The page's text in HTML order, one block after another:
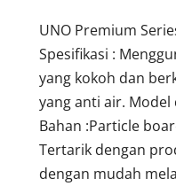
UNO Premium
Spesifikasi :
yang kokoh dan
yang anti air.
Bahan :Particle
Tertarik dengan
dengan mudah